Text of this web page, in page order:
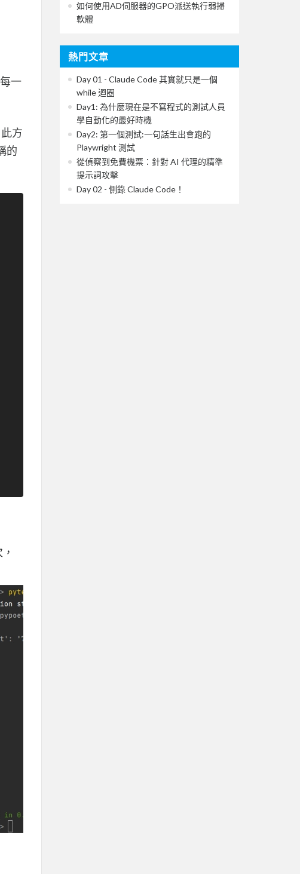
一
方
的
如何使用AD伺服器的GPO派送執行弱掃
軟體
熱門文章
Day 01 - Claude Code 其實就只是一個
while 迴圈
Day1: 為什麼現在是不寫程式的測試人員
學自動化的最好時機
Day2: 第一個測試:一句話生出會跑的
Playwright 測試
從偵察到免費機票：針對 AI 代理的精準
提示詞攻擊
Day 02 - 側錄 Claude Code！